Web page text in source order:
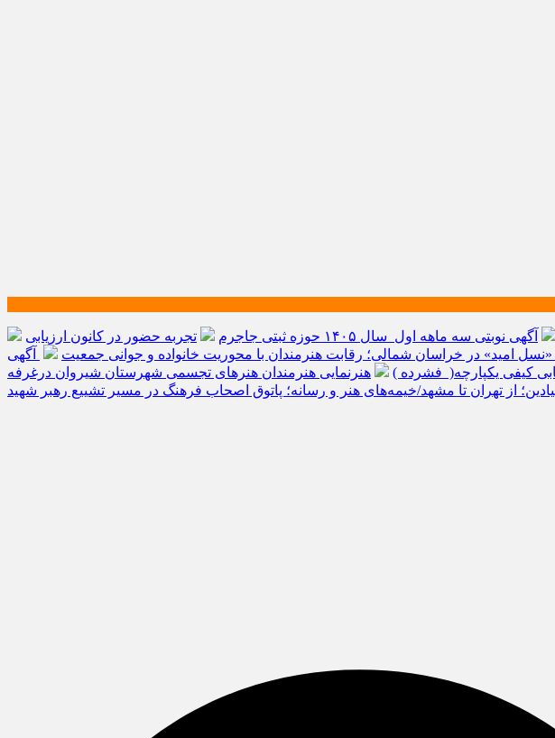
آگهی نوبتی سه ماهه اول سال ۱۴۰۵ حوزه ثبتی جاجرم
تجربه حضور در کانون ارزیابی
امید» در خراسان شمالی؛ رقابت هنرمندان با محوریت خانواده و جوانی جمعیت
آگهی
کیفی یکپارچه( فشرده )
هنرنمایی هنرمندان هنرهای تجسمی شهرستان شیروان درغرفه
از تهران تا مشهد/خیمه‌های هنر و رسانه؛ پاتوق اصحاب فرهنگ در مسیر تشییع رهبر شهید